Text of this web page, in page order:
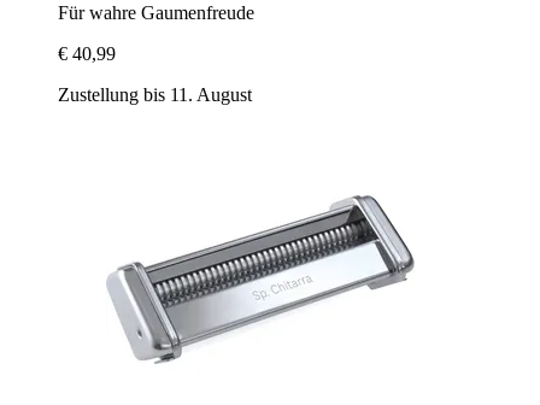
Für wahre Gaumenfreude
€ 40,99
Zustellung bis 11. August